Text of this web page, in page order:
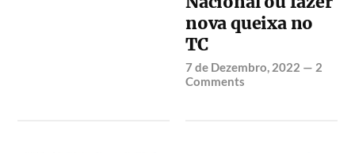
nova queixa no
TC
7 de Dezembro, 2022 — 2
Comments